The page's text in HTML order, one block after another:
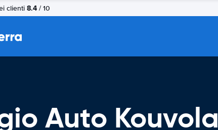
clienti 8.4 / 10
Auto Kouvola